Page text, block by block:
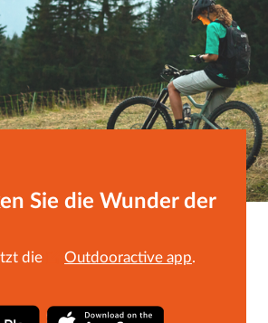
Sie die Wunder der
die Outdooractive app.